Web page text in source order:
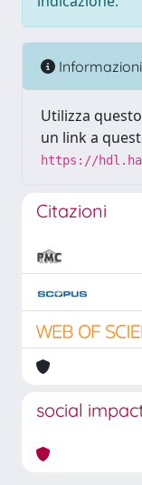
Informazioni
Utilizza
un link a
https://
Citazioni
social